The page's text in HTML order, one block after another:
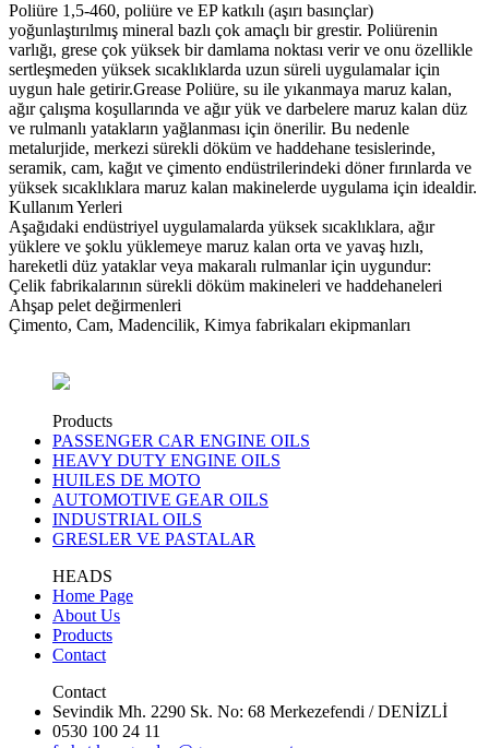
Poliüre 1,5-460, poliüre ve EP katkılı (aşırı basınçlar)
yoğunlaştırılmış mineral bazlı çok amaçlı bir grestir. Poliürenin
varlığı, grese çok yüksek bir damlama noktası verir ve onu özellikle
sertleşmeden yüksek sıcaklıklarda uzun süreli uygulamalar için
uygun hale getirir.Grease Poliüre, su ile yıkanmaya maruz kalan,
ağır çalışma koşullarında ve ağır yük ve darbelere maruz kalan düz
ve rulmanlı yatakların yağlanması için önerilir. Bu nedenle
metalurjide, merkezi sürekli döküm ve haddehane tesislerinde,
seramik, cam, kağıt ve çimento endüstrilerindeki döner fırınlarda ve
yüksek sıcaklıklara maruz kalan makinelerde uygulama için idealdir.
Kullanım Yerleri
Aşağıdaki endüstriyel uygulamalarda yüksek sıcaklıklara, ağır
yüklere ve şoklu yüklemeye maruz kalan orta ve yavaş hızlı,
hareketli düz yataklar veya makaralı rulmanlar için uygundur:
Çelik fabrikalarının sürekli döküm makineleri ve haddehaneleri
Ahşap pelet değirmenleri
Çimento, Cam, Madencilik, Kimya fabrikaları ekipmanları
Products
PASSENGER CAR ENGINE OILS
HEAVY DUTY ENGINE OILS
HUILES DE MOTO
AUTOMOTIVE GEAR OILS
INDUSTRIAL OILS
GRESLER VE PASTALAR
HEADS
Home Page
About Us
Products
Contact
Contact
Sevindik Mh. 2290 Sk. No: 68 Merkezefendi / DENİZLİ
0530 100 24 11